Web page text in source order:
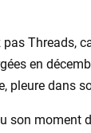
Threads,
en
pleure dans
son